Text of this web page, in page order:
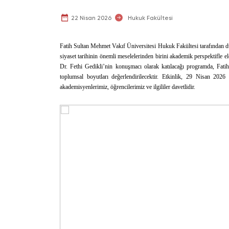
22 Nisan 2026 Hukuk Fakültesi
Fatih Sultan Mehmet Vakıf Üniversitesi Hukuk Fakültesi tarafından
siyaset tarihinin önemli meselelerinden birini akademik perspektifle
Dr. Fethi Gedikli’nin konuşmacı olarak katılacağı programda,
toplumsal boyutları değerlendirilecektir. Etkinlik, 29 Nisan
akademisyenlerimiz, öğrencilerimiz ve ilgililer davetlidir.